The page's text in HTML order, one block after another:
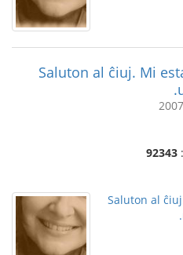
Saluton al ĉiuj. Mi
92343
Saluton al